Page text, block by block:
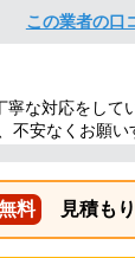
この業者の口
寧な対応をして
不安なくお願い
料 見積も